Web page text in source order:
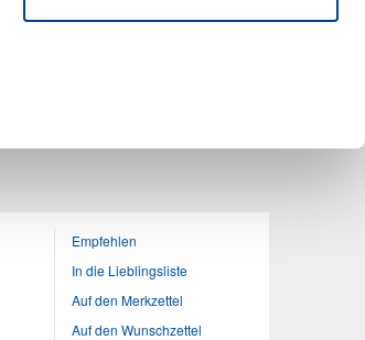
Empfehlen
In die Lieblingsliste
Auf den Merkzettel
Auf den Wunschzettel